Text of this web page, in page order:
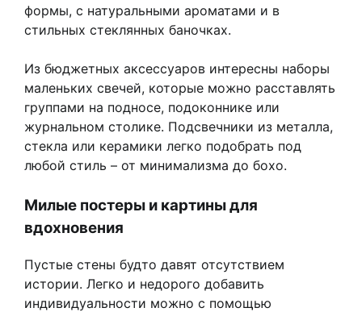
формы, с натуральными ароматами и в
стильных стеклянных баночках.
Из бюджетных аксессуаров интересны наборы
маленьких свечей, которые можно расставлять
группами на подносе, подоконнике или
журнальном столике. Подсвечники из металла,
стекла или керамики легко подобрать под
любой стиль – от минимализма до бохо.
Милые постеры и картины для
вдохновения
Пустые стены будто давят отсутствием
истории. Легко и недорого добавить
индивидуальности можно с помощью